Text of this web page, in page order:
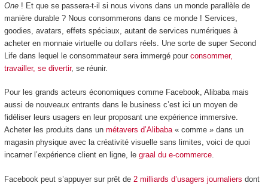
One! Et que se passera-t-il si nous vivons dans un monde parallèle de
manière durable ? Nous consommerons dans ce monde ! Services,
goodies, avatars, effets spéciaux, autant de services numériques à
acheter en monnaie virtuelle ou dollars réels. Une sorte de super Second
Life dans lequel le consommateur sera immergé pour consommer,
travailler, se divertir, se réunir.
Pour les grands acteurs économiques comme Facebook, Alibaba mais
aussi de nouveaux entrants dans le business c’est ici un moyen de
fidéliser leurs usagers en leur proposant une expérience immersive.
Acheter les produits dans un métavers d’Alibaba« comme » dans un
magasin physique avec la créativité visuelle sans limites, voici de quoi
incarner l’expérience client en ligne, le graal du e-commerce.
Facebook peut s’appuyer sur prêt de 2 milliards d’usagers journaliers dont